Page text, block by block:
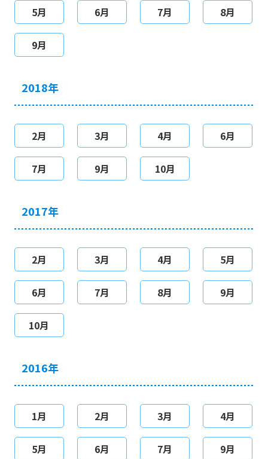
5月 6月 7月 8月
9月
2018年
2月 3月 4月 6月
7月 9月 10月
2017年
2月 3月 4月 5月
6月 7月 8月 9月
10月
2016年
1月 2月 3月 4月
5月 6月 7月 9月